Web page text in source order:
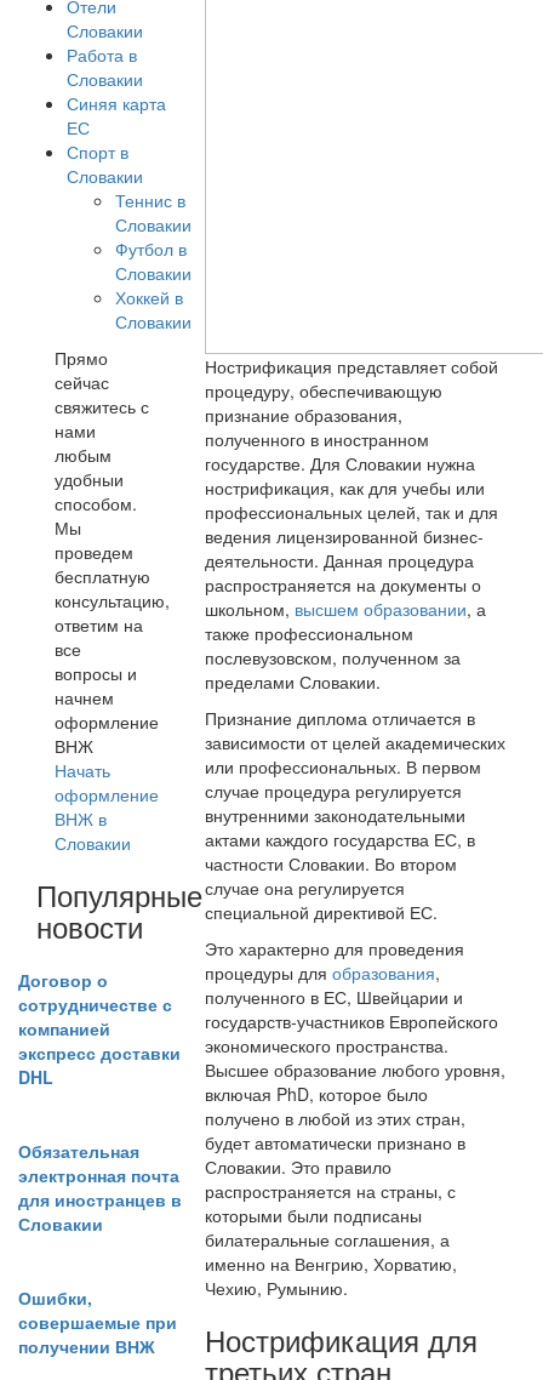
Отели
Словакии
Работа в
Словакии
Синяя карта
ЕС
Спорт в
Словакии
Теннис в
Словакии
Футбол в
Словакии
Хоккей в
Словакии
Прямо
сейчас
свяжитесь с
нами
любым
удобныи
способом.
Мы
проведем
бесплатную
консультацию,
ответим на
все
вопросы и
начнем
оформление
ВНЖ
Начать
оформление
ВНЖ в
Словакии
Популярные
новости
Договор о
сотрудничестве с
компанией
экспресс доставки
DHL
Обязательная
электронная почта
для иностранцев в
Словакии
Ошибки,
совершаемые при
получении ВНЖ
Нострификация представляет собой
процедуру, обеспечивающую
признание образования,
полученного в иностранном
государстве. Для Словакии нужна
нострификация, как для учебы или
профессиональных целей, так и для
ведения лицензированной бизнес-
деятельности. Данная процедура
распространяется на документы о
школьном, высшем образовании, а
также профессиональном
послевузовском, полученном за
пределами Словакии.
Признание диплома отличается в
зависимости от целей академических
или профессиональных. В первом
случае процедура регулируется
внутренними законодательными
актами каждого государства ЕС, в
частности Словакии. Во втором
случае она регулируется
специальной директивой ЕС.
Это характерно для проведения
процедуры дляобразования,
полученного в ЕС, Швейцарии и
государств-участников Европейского
экономического пространства.
Высшее образование любого уровня,
включая PhD, которое было
получено в любой из этих стран,
будет автоматически признано в
Словакии. Это правило
распространяется на страны, с
которыми были подписаны
билатеральные соглашения, а
именно на Венгрию, Хорватию,
Чехию, Румынию.
Нострификация для
третьих стран